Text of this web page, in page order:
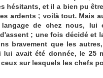
hésitants, et il a bien pu
ardents ; voilà tout. Mais
de chez nous, lui
; une fois décidé et
bravement que les
lui avait été donnée, le 25
sur lesquels les chefs